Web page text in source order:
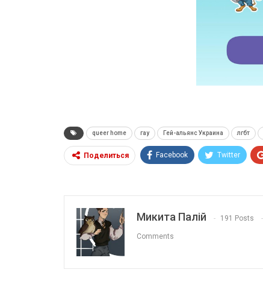
queer home гау Гей-альянс Украина лгбт
Поделиться Facebook Twitter
Микита Палій 191 Posts
Comments